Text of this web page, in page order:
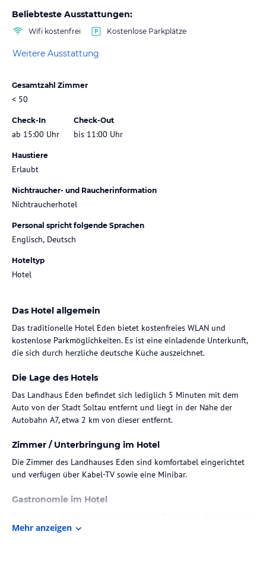
Beliebteste Ausstattungen:
Wifi kostenfrei Kostenlose Parkplätze
Weitere Ausstattung
Gesamtzahl Zimmer
< 50
Check-In
ab 15:00 Uhr
Check-Out
bis 11:00 Uhr
Haustiere
Erlaubt
Nichtraucher- und Raucherinformation
Nichtraucherhotel
Personal spricht folgende Sprachen
Englisch, Deutsch
Hoteltyp
Hotel
Das Hotel allgemein
Das traditionelle Hotel Eden bietet kostenfreies WLAN und
kostenlose Parkmöglichkeiten. Es ist eine einladende Unterkunft,
die sich durch herzliche deutsche Küche auszeichnet.
Die Lage des Hotels
Das Landhaus Eden befindet sich lediglich 5 Minuten mit dem
Auto von der Stadt Soltau entfernt und liegt in der Nähe der
Autobahn A7, etwa 2 km von dieser entfernt.
Zimmer / Unterbringung im Hotel
Die Zimmer des Landhauses Eden sind komfortabel eingerichtet
und verfügen über Kabel-TV sowie eine Minibar.
Gastronomie im Hotel
Spezialitäten, darunter schmackhafte Wildgerichte, serviert. Zudem
Mehr anzeigen